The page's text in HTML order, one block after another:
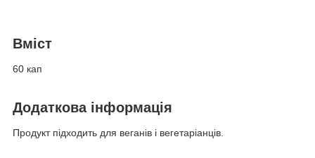
Вміст
60 кап
Додаткова інформація
Продукт підходить для веганів і вегетаріанців.